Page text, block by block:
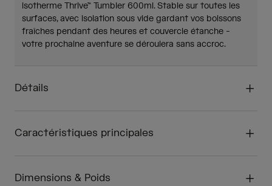
isotherme Thrive™ Tumbler 600ml. Stable sur toutes les
surfaces, avec isolation sous vide gardant vos boissons
fraîches pendant des heures et couvercle étanche -
votre prochaine aventure se déroulera sans accroc.
Détails
Caractéristiques principales
Dimensions & Poids